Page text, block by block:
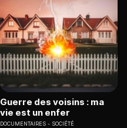
Guerre des voisins : ma
vie est un enfer
DOCUMENTAIRES SOCIÉTÉ